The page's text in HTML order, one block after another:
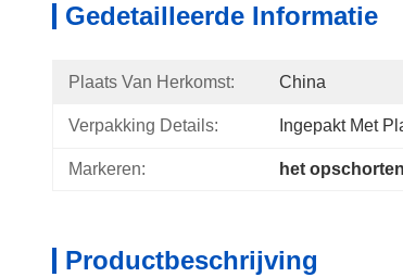
Gedetailleerde Informatie
Plaats Van Herkomst: China
Verpakking Details: Ingepakt Met
Markeren: het
Productbeschrijving